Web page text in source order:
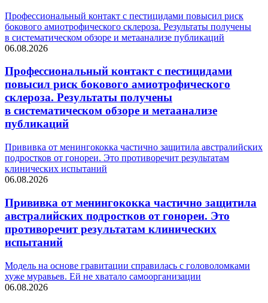
Профессиональный контакт с пестицидами повысил риск
бокового амиотрофического склероза. Результаты получены
в систематическом обзоре и метаанализе публикаций
06.08.2026
Профессиональный контакт с пестицидами
повысил риск бокового амиотрофического
склероза. Результаты получены
в систематическом обзоре и метаанализе
публикаций
Прививка от менингококка частично защитила австралийских
подростков от гонореи. Это противоречит результатам
клинических испытаний
06.08.2026
Прививка от менингококка частично защитила
австралийских подростков от гонореи. Это
противоречит результатам клинических
испытаний
Модель на основе гравитации справилась с головоломками
хуже муравьев. Ей не хватало самоорганизации
06.08.2026